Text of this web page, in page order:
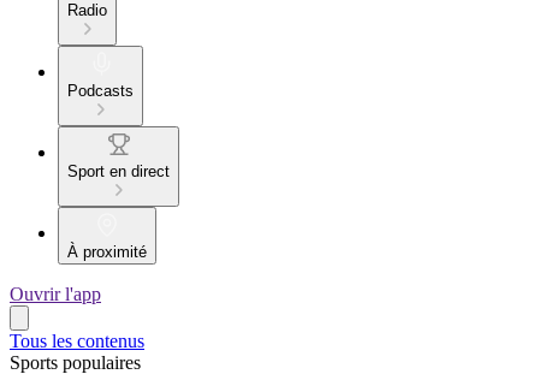
Radio
Podcasts
Sport en direct
À proximité
Ouvrir l'app
Tous les contenus
Sports populaires